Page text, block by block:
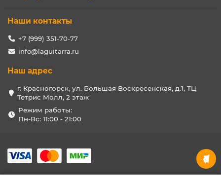
Наши контакты
+7 (999) 351-70-77
info@laguitarra.ru
Наш адрес
г. Красногорск, ул. Большая Воскресенская, д.1, ТЦ
Тетрис Молл, 2 этаж
Режим работы:
Пн-Вс: 11:00 - 21:00